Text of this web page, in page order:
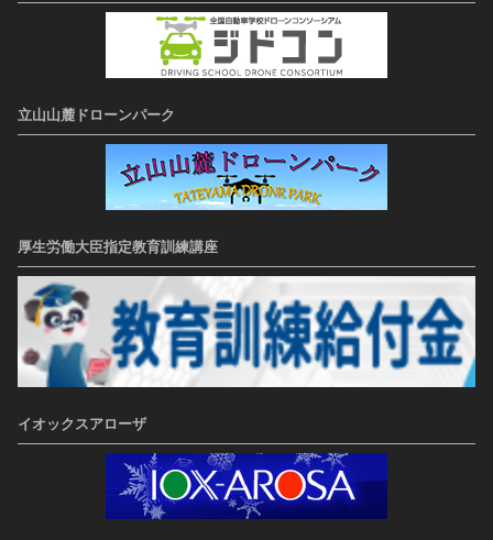
立山山麓ドローンパーク
厚生労働大臣指定教育訓練講座
イオックスアローザ